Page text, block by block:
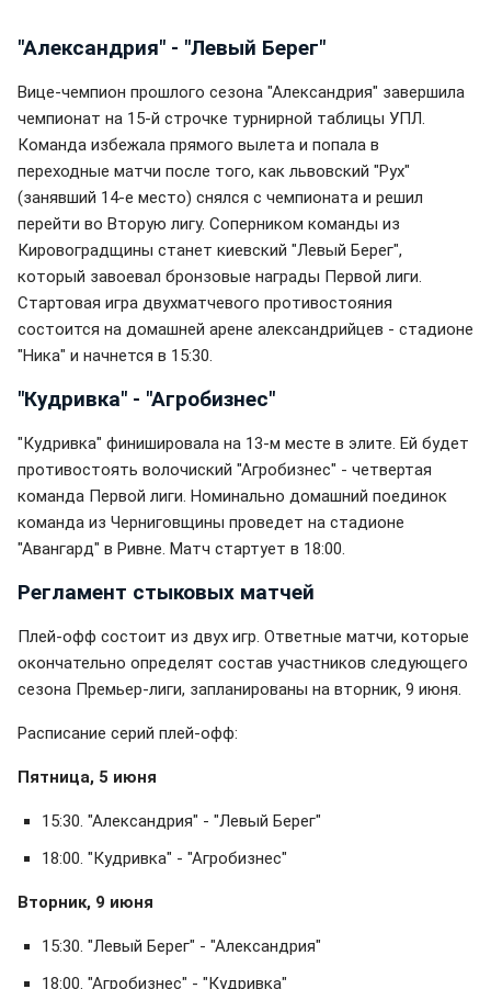
"Александрия" - "Левый Берег"
Вице-чемпион прошлого сезона "Александрия" завершила
чемпионат на 15-й строчке турнирной таблицы УПЛ.
Команда избежала прямого вылета и попала в
переходные матчи после того, как львовский "Рух"
(занявший 14-е место) снялся с чемпионата и решил
перейти во Вторую лигу. Соперником команды из
Кировоградщины станет киевский "Левый Берег",
который завоевал бронзовые награды Первой лиги.
Стартовая игра двухматчевого противостояния
состоится на домашней арене александрийцев - стадионе
"Ника" и начнется в 15:30.
"Кудривка" - "Агробизнес"
"Кудривка" финишировала на 13-м месте в элите. Ей будет
противостоять волочиский "Агробизнес" - четвертая
команда Первой лиги. Номинально домашний поединок
команда из Черниговщины проведет на стадионе
"Авангард" в Ривне. Матч стартует в 18:00.
Регламент стыковых матчей
Плей-офф состоит из двух игр. Ответные матчи, которые
окончательно определят состав участников следующего
сезона Премьер-лиги, запланированы на вторник, 9 июня.
Расписание серий плей-офф:
Пятница, 5 июня
15:30. "Александрия" - "Левый Берег"
18:00. "Кудривка" - "Агробизнес"
Вторник, 9 июня
15:30. "Левый Берег" - "Александрия"
18:00. "Агробизнес" - "Кудривка"